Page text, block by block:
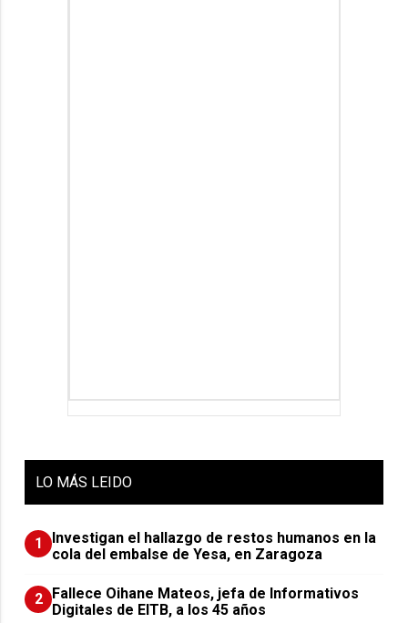
LO MÁS LEIDO
1
Investigan el hallazgo de restos humanos en la
cola del embalse de Yesa, en Zaragoza
2
Fallece Oihane Mateos, jefa de Informativos
Digitales de EITB, a los 45 años